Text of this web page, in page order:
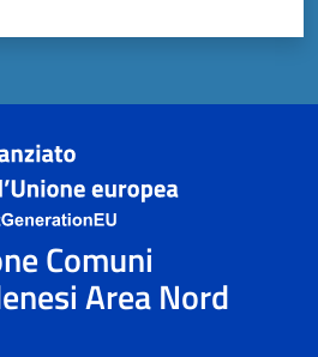
Comuni
Area Nord